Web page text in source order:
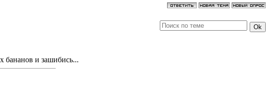
бананов и зашибись...